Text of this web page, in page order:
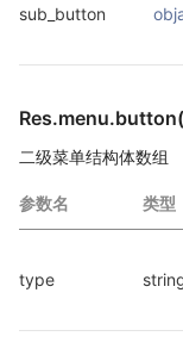
sub_button
二级菜单结构体数组
参数名 类型
type